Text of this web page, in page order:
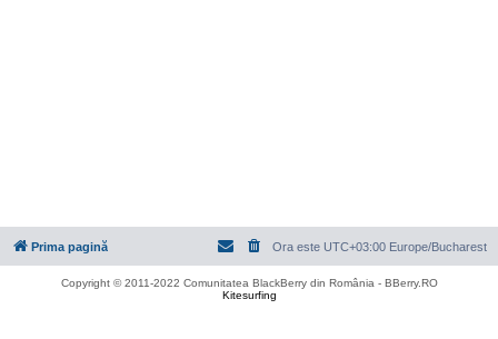
Prima pagină Ora este UTC+03:00 Europe/Bucharest
Copyright © 2011-2022 Comunitatea BlackBerry din România - BBerry.RO
Kitesurfing